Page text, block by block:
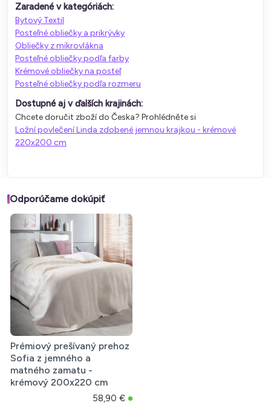
Zaradené v kategóriách:
Bytový Textil
Posteľné obliečky a prikrývky
Obliečky z mikrovlákna
Posteľné obliečky podľa farby
Krémové obliečky na posteľ
Posteľné obliečky podľa rozmeru
Dostupné aj v ďalších krajinách:
Chcete doručit zboží do Česka? Prohlédněte si
Ložní povlečení Linda zdobené jemnou krajkou - krémové
220x200 cm
Odporúčame dokúpiť
Prémiový prešívaný prehoz
Sofia z jemného a
matného zamatu -
krémový 200x220 cm
58,90 €